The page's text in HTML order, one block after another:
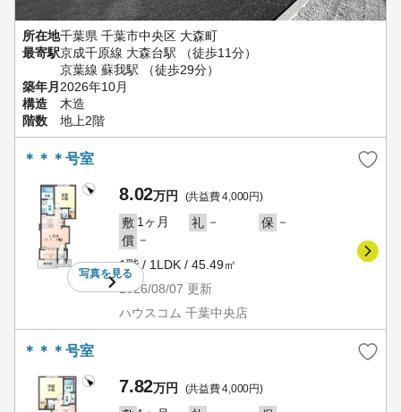
所在地千葉県 千葉市中央区 大森町
最寄駅京成千原線 大森台駅 （徒歩11分）
京葉線 蘇我駅 （徒歩29分）
築年月 2026年10月
構造
木造
階数
地上2階
＊＊＊号室
写真を見る
8.02万円 (共益費 4,000円)
敷 1ヶ月 礼 － 保 －
償 －
1階 / 1LDK / 45.49㎡
2026/08/07 更新
ハウスコム 千葉中央店
＊＊＊号室
7.82万円 (共益費 4,000円)